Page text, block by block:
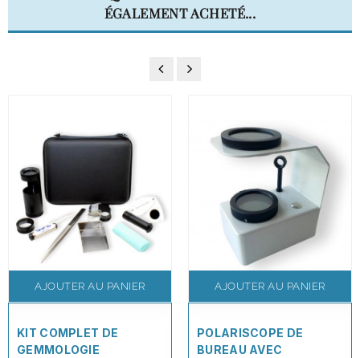
ÉGALEMENT ACHETÉ...
AJOUTER AU PANIER
KIT COMPLET DE
GEMMOLOGIE
AJOUTER AU PANIER
POLARISCOPE DE
BUREAU AVEC